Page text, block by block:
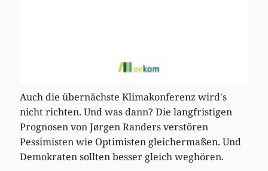
Auch die übernächste Klimakonferenz wird's
nicht richten. Und was dann? Die langfristigen
Prognosen von Jørgen Randers verstören
Pessimisten wie Optimisten gleichermaßen. Und
Demokraten sollten besser gleich weghören.